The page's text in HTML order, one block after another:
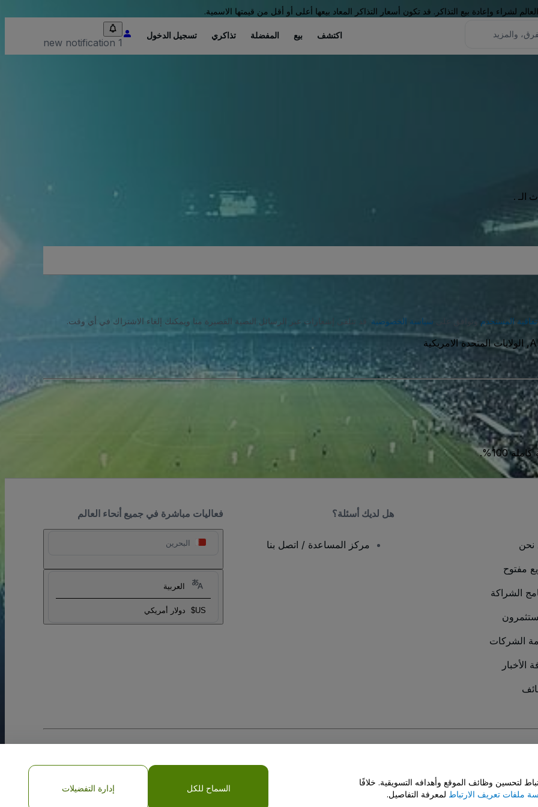
لشراء وإعادة بيع التذاكر. قد تكون أسعار التذاكر المعاد بيعها أعلى أو أقل من قيمتها الاسمية.
اكتشف بيع المفضلة تذاكري تسجيل الدخول
1 new notification
الـ .
المستخدم وتوافق على سياسة الخصوصية . قد تتلقى إشعارات عبر الرسائل النصية القصيرة منا ويمكنك إلغاء الاشتراك في أي وقت.
100%.
فعاليات مباشرة في جميع أنحاء العالم
البحرين
العربية
US$ دولار أمريكي
نحن
مفتوح
الشراكة
الشركات
الأخبار
هل لديك أسئلة؟
مركز المساعدة / اتصل بنا
لتحسين وظائف الموقع وأهدافه التسويقية. خلافًا
ملفات تعريف الارتباط لمعرفة التفاصيل.
السماح للكل إدارة التفضيلات